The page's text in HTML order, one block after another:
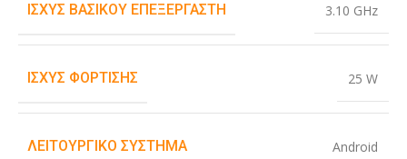
ΙΣΧΎΣ ΒΑΣΙΚΟΎ ΕΠΕΞΕΡΓΑΣΤΉ 3.10 GHz
ΙΣΧΎΣ ΦΌΡΤΙΣΗΣ 25 W
ΛΕΙΤΟΥΡΓΙΚΌ ΣΎΣΤΗΜΑ Android